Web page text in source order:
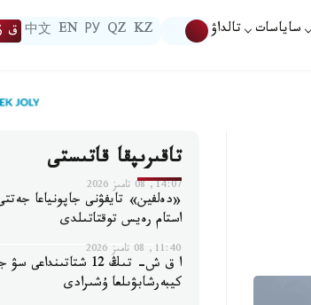
ساياسات تالداۋ KZ
QZ
РУ
EN
中文 ق
تاقىرىپقا قاتىستى
14:07, 08 تامىز 2026
استام رەيس توقتاتىلدى
11:40, 08 تامىز 2026
ا ق ش- تىڭ 12
كيبەرشابۋىلعا ۇشىرادى